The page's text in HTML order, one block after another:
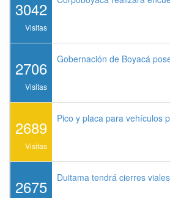
3042
Visitas
2706
Visitas
Gobernación de Boyacá
2689
Visitas
Pico y placa para vehículos
2675 Duitama tendrá cierres